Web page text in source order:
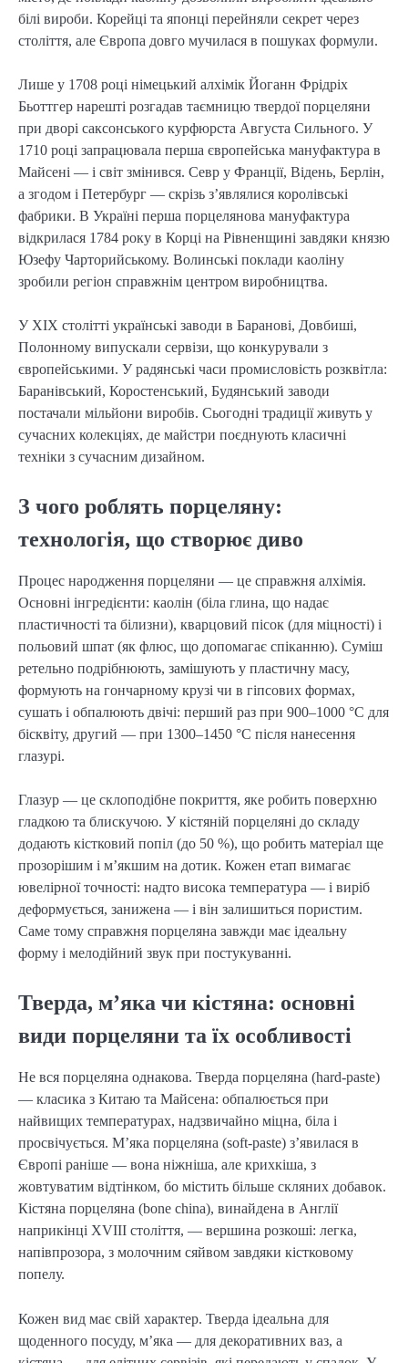
білі вироби. Корейці та японці перейняли секрет через
століття, але Європа довго мучилася в пошуках формули.
Лише у 1708 році німецький алхімік Йоганн Фрідріх
Бьоттгер нарешті розгадав таємницю твердої порцеляни
при дворі саксонського курфюрста Августа Сильного. У
1710 році запрацювала перша європейська мануфактура в
Майсені — і світ змінився. Севр у Франції, Відень, Берлін,
а згодом і Петербург — скрізь з’являлися королівські
фабрики. В Україні перша порцелянова мануфактура
відкрилася 1784 року в Корці на Рівненщині завдяки князю
Юзефу Чарторийському. Волинські поклади каоліну
зробили регіон справжнім центром виробництва.
У XIX столітті українські заводи в Баранові, Довбиші,
Полонному випускали сервізи, що конкурували з
європейськими. У радянські часи промисловість розквітла:
Баранівський, Коростенський, Будянський заводи
постачали мільйони виробів. Сьогодні традиції живуть у
сучасних колекціях, де майстри поєднують класичні
техніки з сучасним дизайном.
З чого роблять порцеляну:
технологія, що створює диво
Процес народження порцеляни — це справжня алхімія.
Основні інгредієнти: каолін (біла глина, що надає
пластичності та білизни), кварцовий пісок (для міцності) і
польовий шпат (як флюс, що допомагає спіканню). Суміш
ретельно подрібнюють, замішують у пластичну масу,
формують на гончарному крузі чи в гіпсових формах,
сушать і обпалюють двічі: перший раз при 900–1000 °C для
бісквіту, другий — при 1300–1450 °C після нанесення
глазурі.
Глазур — це склоподібне покриття, яке робить поверхню
гладкою та блискучою. У кістяній порцеляні до складу
додають кістковий попіл (до 50 %), що робить матеріал ще
прозорішим і м’якшим на дотик. Кожен етап вимагає
ювелірної точності: надто висока температура — і виріб
деформується, занижена — і він залишиться пористим.
Саме тому справжня порцеляна завжди має ідеальну
форму і мелодійний звук при постукуванні.
Тверда, м’яка чи кістяна: основні
види порцеляни та їх особливості
Не вся порцеляна однакова. Тверда порцеляна (hard-paste)
— класика з Китаю та Майсена: обпалюється при
найвищих температурах, надзвичайно міцна, біла і
просвічується. М’яка порцеляна (soft-paste) з’явилася в
Європі раніше — вона ніжніша, але крихкіша, з
жовтуватим відтінком, бо містить більше скляних добавок.
Кістяна порцеляна (bone china), винайдена в Англії
наприкінці XVIII століття, — вершина розкоші: легка,
напівпрозора, з молочним сяйвом завдяки кістковому
попелу.
Кожен вид має свій характер. Тверда ідеальна для
щоденного посуду, м’яка — для декоративних ваз, а